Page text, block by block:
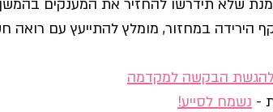
שלא תידרשו להחזיר את המענקים
הירידה במחזור, מומלץ להתייעץ עם רואה
הבקשה למקדמה
- נשמח לסייע!